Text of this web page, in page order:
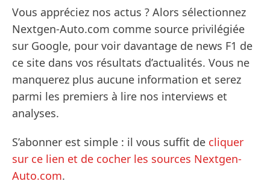
Vous appréciez nos actus ? Alors sélectionnez
Nextgen-Auto.com comme source privilégiée
sur Google, pour voir davantage de news F1 de
ce site dans vos résultats d’actualités. Vous ne
manquerez plus aucune information et serez
parmi les premiers à lire nos interviews et
analyses.
S’abonner est simple : il vous suffit de cliquer
sur ce lien et de cocher les sources Nextgen-
Auto.com.